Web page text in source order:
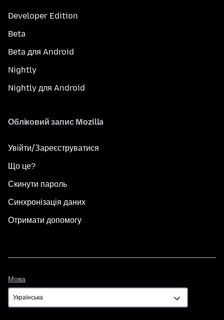
Developer Edition
Beta
Beta для Android
Nightly
Nightly для Android
Обліковий запис Mozilla
Увійти/Зареєструватися
Що це?
Скинути пароль
Синхронізація даних
Отримати допомогу
Мова